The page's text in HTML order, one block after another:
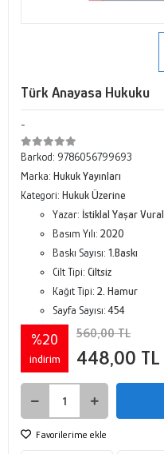
Türk Anayasa Hukuku
-
Barkod: 9786056799693
Marka: Hukuk Yayınları
Kategori: Hukuk Üzerine
Yazar: İstiklal Yaşar Vural
Basım Yılı: 2020
Baskı Sayısı: 1.Baskı
Cilt Tipi: Ciltsiz
Kağıt Tipi: 2. Hamur
Sayfa Sayısı:454
%20
indirim
560,00 TL
448,00 TL
Favorilerime ekle